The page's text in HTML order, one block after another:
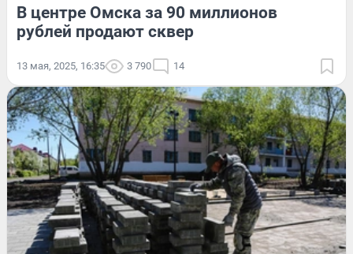
В центре Омска за 90 миллионов
рублей продают сквер
13 мая, 2025, 16:35 3 790 14